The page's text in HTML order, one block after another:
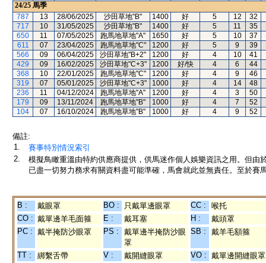
24/25 馬季
787
13 28/06/2025 沙田草地"B" 1400 好 5 12
32
717
10 31/05/2025 沙田草地"B" 1400 好 5 11
35
650
11 07/05/2025 跑馬地草地"A" 1650 好 5 10
37
611
07 23/04/2025 跑馬地草地"C" 1200 好 5 9
39
566
09 06/04/2025 沙田草地"B+2" 1200 好 4 10
41
429
09 16/02/2025 沙田草地"C+3" 1200 好/快 4 6
44
368
10 22/01/2025 跑馬地草地"C" 1200 好 4 9
46
319
07 05/01/2025 沙田草地"C+3" 1000 好 4 14
48
236
11 04/12/2024 跑馬地草地"A" 1200 好 4 3
50
179
09 13/11/2024 跑馬地草地"B" 1000 好 4 7
52
104
07 16/10/2024 跑馬地草地"B" 1000 好 4 9 52
備註:
1.
賽事特別情況索引
2.
模擬鳥瞰重溫由特約供應商提供，供馬迷作個人娛樂資訊之用。但
已盡一切努力務求有關資料盡可能準確，馬會就此並無責任。至於賽
B : 戴眼罩 BO : 只戴單邊眼罩 CC :
喉托
CO : 戴單邊羊毛面箍 E : 戴耳塞 H :
戴頭罩
PC : 戴半掩防沙眼罩 PS :
戴單邊半掩防沙眼
罩
SB : 戴羊毛額箍
TT : 綁繫舌帶 V : 戴開縫眼罩 VO : 戴單邊開縫眼罩